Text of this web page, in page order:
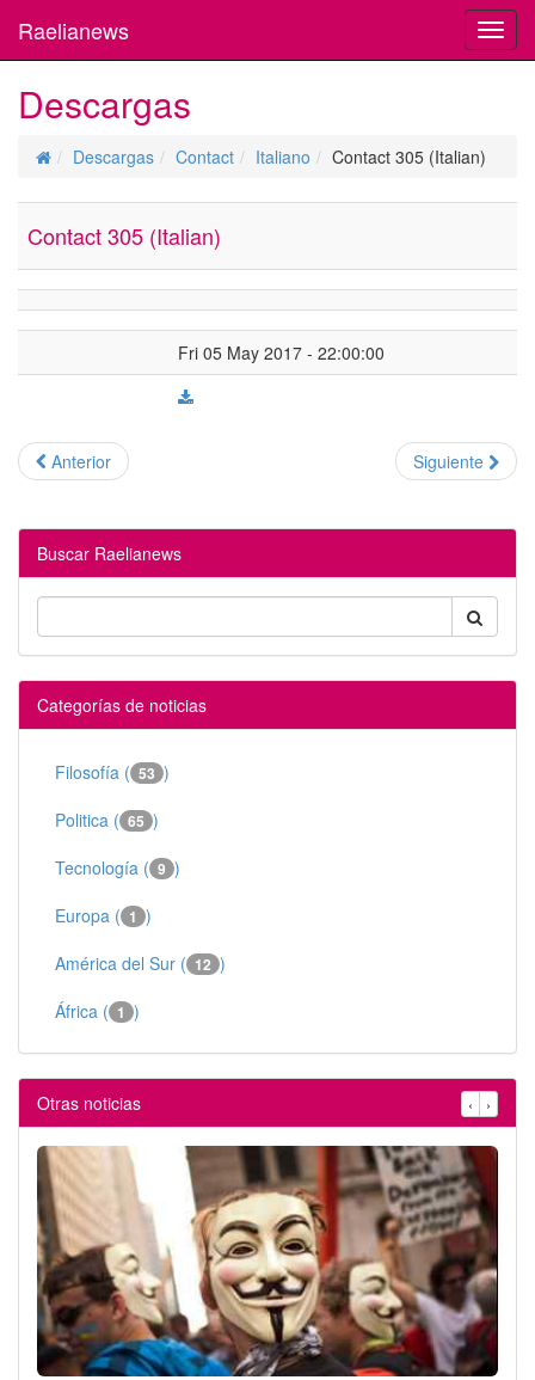
Raelianews
Descargas
Descargas Contact Italiano Contact 305 (Italian)
Contact 305 (Italian)
Fri 05 May 2017 - 22:00:00
Anterior Siguiente
Buscar Raelianews
Categorías de noticias
Filosofía ( 53 )
Politica ( 65 )
Tecnología ( 9 )
Europa ( 1 )
América del Sur ( 12 )
África ( 1 )
Otras noticias ‹ ›